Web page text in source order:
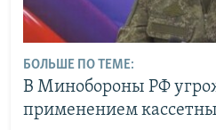
БОЛЬШЕ ПО ТЕМЕ:
В Минобороны РФ
применением